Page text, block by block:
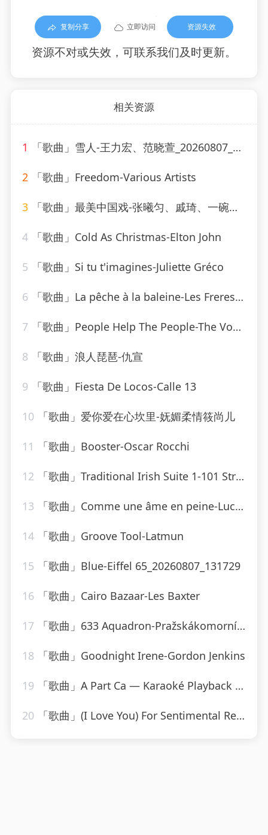
复制分享 立即访问 资源失效
资源不对或失效，可联系我们及时更新。
相关资源
1 「歌曲」雪人-王力宏、范晓萱_20260807_130607
2 「歌曲」Freedom-Various Artists
3 「歌曲」最美中国戏-张曦匀、戚琦、一碗麟犀
4 「歌曲」Cold As Christmas-Elton John
5 「歌曲」Si tu t'imagines-Juliette Gréco
6 「歌曲」La pêche à la baleine-Les Freres Jacques
7 「歌曲」People Help The People-The Vocal Masters
8 「歌曲」浪人琵琶-仇宣
9 「歌曲」Fiesta De Locos-Calle 13
10 「歌曲」爱你爱在心坎里-妩媚柔情筱尚儿
11 「歌曲」Booster-Oscar Rocchi
12 「歌曲」Traditional Irish Suite 1-101 Strings Orchestra
13 「歌曲」Comme une âme en peine-Lucky Blondo
14 「歌曲」Groove Tool-Latmun
15 「歌曲」Blue-Eiffel 65_20260807_131729
16 「歌曲」Cairo Bazaar-Les Baxter
17 「歌曲」633 Aquadron-Pražskákomornífilharmonie
18 「歌曲」Goodnight Irene-Gordon Jenkins
19 「歌曲」A Part Ca — Karaoké Playback Instrumental — Rendu Célèbre Par Jacques Dutronc-Karaoke
20 「歌曲」(I Love You) For Sentimental Reasons-John Leyton